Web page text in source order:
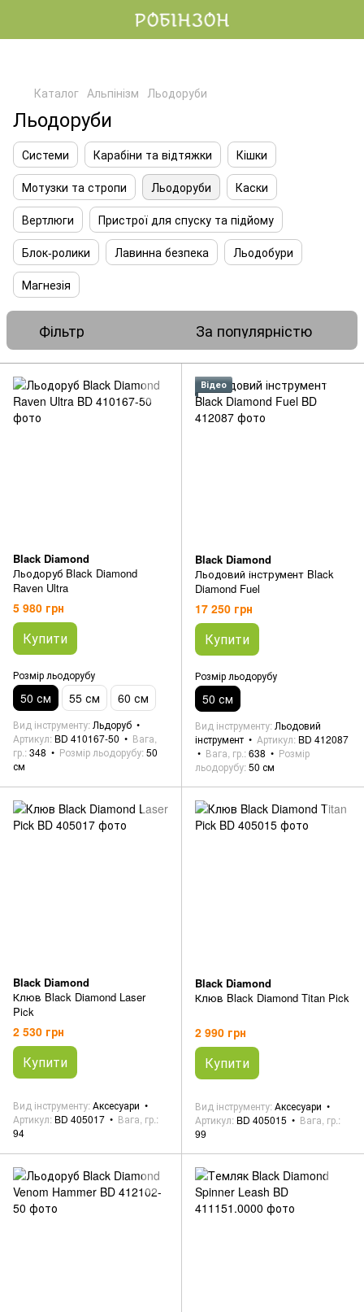
Каталог Альпінізм Льодоруби
Льодоруби
Системи Карабіни та відтяжки
Кішки
Мотузки та стропи
Льодоруби
Каски
Вертлюги
Пристрої для спуску та підйому
Блок-ролики
Лавинна безпека
Льодобури
Магнезія
Фільтр За популярністю
Black Diamond
Льодоруб Black Diamond
Raven Ultra
5 980 грн
Купити
Розмір льодорубу
50 см 55 см 60 см
Вид інструменту Льдоруб
Артикул BD 410167-50
Вага,
гр. 348 Розмір льодорубу 50
см
Відео
Black Diamond
Льодовий інструмент Black
Diamond Fuel
17 250 грн
Купити
Розмір льодорубу
50 см
Вид інструменту Льодовий
інструмент
Артикул BD 412087
Вага, гр. 638
Розмір
льодорубу 50 см
Black Diamond
Клюв Black Diamond Laser
Pick
2 530 грн
Купити
Вид інструменту Аксесуари
Артикул BD 405017
Вага, гр.
94
Black Diamond
Клюв Black Diamond Titan Pick
2 990 грн
Купити
Вид інструменту Аксесуари
Артикул BD 405015
Вага, гр.
99